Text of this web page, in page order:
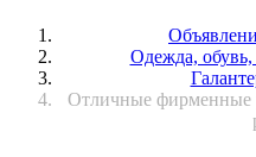
Одежда,
Отличные фирменные